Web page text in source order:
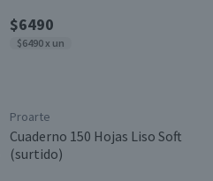
$6490
$6490 x un
Proarte
Cuaderno 150 Hojas Liso Soft
(surtido)